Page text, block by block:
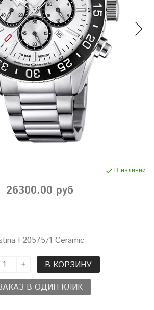
В наличии
26300.00 руб
F20575/1 Ceramic
В КОРЗИНУ
В ОДИН КЛИК